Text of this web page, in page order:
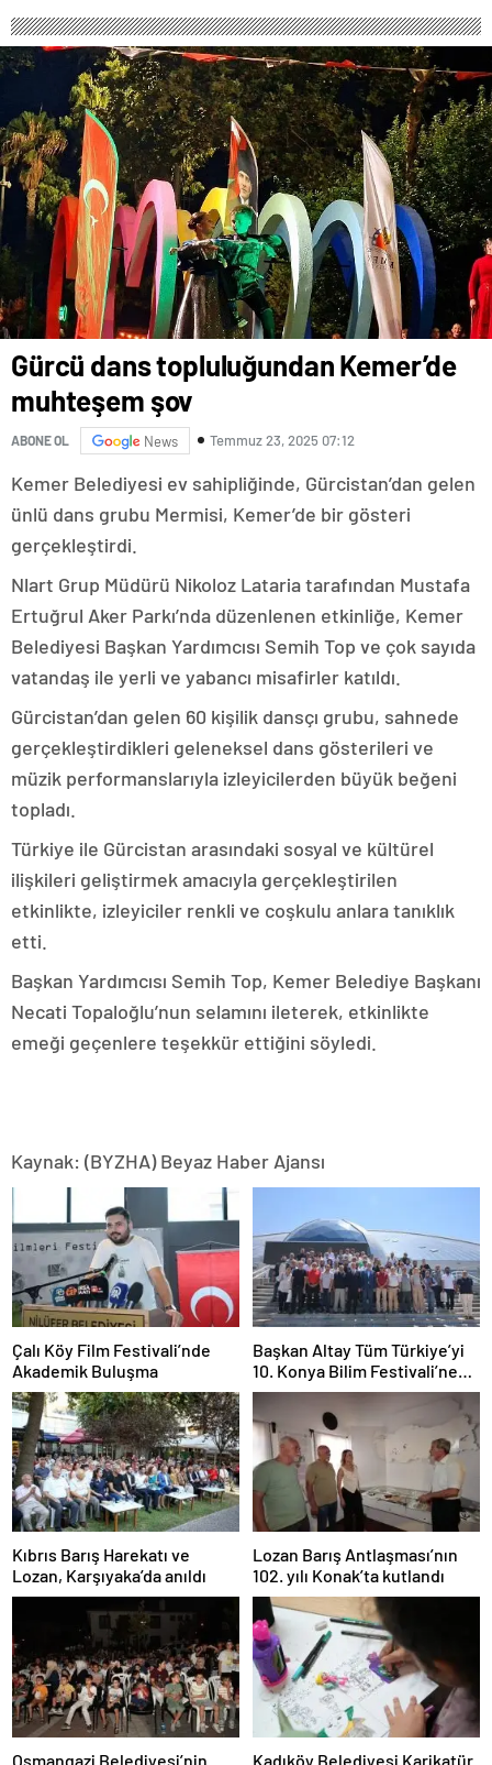
Gürcü dans topluluğundan Kemer’de
muhteşem şov
ABONE OL News Temmuz 23, 2025 07:12
Kemer Belediyesi ev sahipliğinde, Gürcistan’dan gelen
ünlü dans grubu Mermisi, Kemer’de bir gösteri
gerçekleştirdi.
Nlart Grup Müdürü Nikoloz Lataria tarafından Mustafa
Ertuğrul Aker Parkı’nda düzenlenen etkinliğe, Kemer
Belediyesi Başkan Yardımcısı Semih Top ve çok sayıda
vatandaş ile yerli ve yabancı misafirler katıldı.
Gürcistan’dan gelen 60 kişilik dansçı grubu, sahnede
gerçekleştirdikleri geleneksel dans gösterileri ve
müzik performanslarıyla izleyicilerden büyük beğeni
topladı.
Türkiye ile Gürcistan arasındaki sosyal ve kültürel
ilişkileri geliştirmek amacıyla gerçekleştirilen
etkinlikte, izleyiciler renkli ve coşkulu anlara tanıklık
etti.
Başkan Yardımcısı Semih Top, Kemer Belediye Başkanı
Necati Topaloğlu’nun selamını ileterek, etkinlikte
emeği geçenlere teşekkür ettiğini söyledi.
Kaynak: (BYZHA) Beyaz Haber Ajansı
Çalı Köy Film Festivali’nde
Akademik Buluşma
Başkan Altay Tüm Türkiye’yi
10. Konya Bilim Festivali’ne
Davet Etti
Kıbrıs Barış Harekatı ve
Lozan, Karşıyaka’da anıldı
Lozan Barış Antlaşması’nın
102. yılı Konak’ta kutlandı
Osmangazi Belediyesi’nin Kadıköy Belediyesi Karikatür